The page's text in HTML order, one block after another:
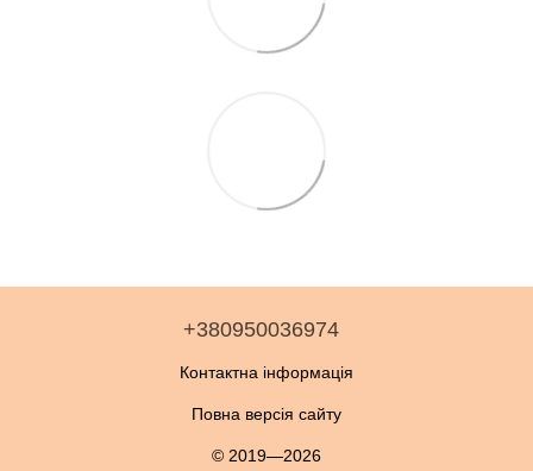
+380950036974
Контактна інформація
Повна версія сайту
© 2019—2026